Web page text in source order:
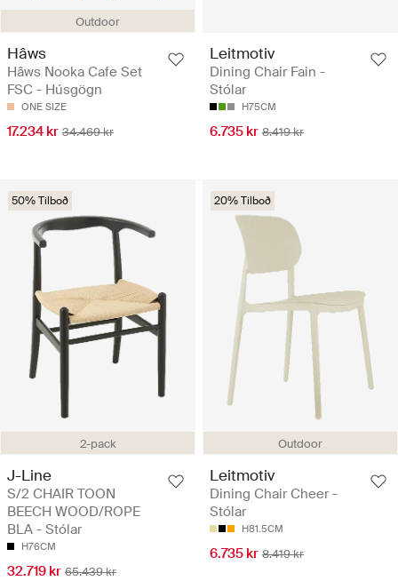
Outdoor
Hâws
Hâws Nooka Cafe Set
FSC - Húsgögn
ONE SIZE
17.234 kr 34.469 kr
Leitmotiv
Dining Chair Fain -
Stólar
H75CM
6.735 kr 8.419 kr
2-pack
50% Tilboð
J-Line
S/2 CHAIR TOON
BEECH WOOD/ROPE
BLA - Stólar
H76CM
32.719 kr 65.439 kr
Outdoor
20% Tilboð
Leitmotiv
Dining Chair Cheer -
Stólar
H81.5CM
6.735 kr 8.419 kr